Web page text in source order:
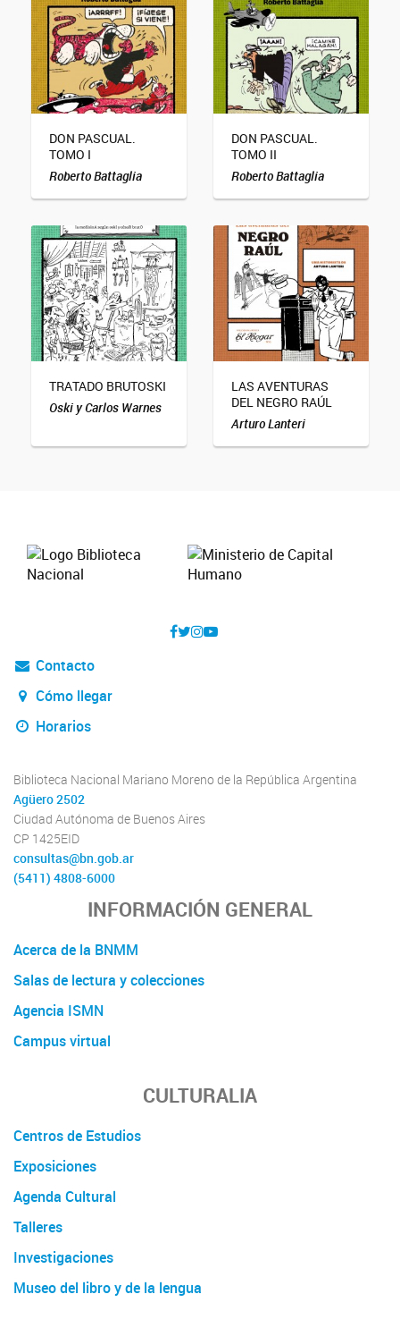
DON PASCUAL.
TOMO I
Roberto Battaglia
DON PASCUAL.
TOMO II
Roberto Battaglia
TRATADO BRUTOSKI
Oski y Carlos Warnes
LAS AVENTURAS
DEL NEGRO RAÚL
Arturo Lanteri
Contacto
Cómo llegar
Horarios
Biblioteca Nacional Mariano Moreno de la República Argentina
Agüero 2502
Ciudad Autónoma de Buenos Aires
CP 1425EID
consultas@bn.gob.ar
(5411) 4808-6000
INFORMACIÓN GENERAL
Acerca de la BNMM
Salas de lectura y colecciones
Agencia ISMN
Campus virtual
CULTURALIA
Centros de Estudios
Exposiciones
Agenda Cultural
Talleres
Investigaciones
Museo del libro y de la lengua